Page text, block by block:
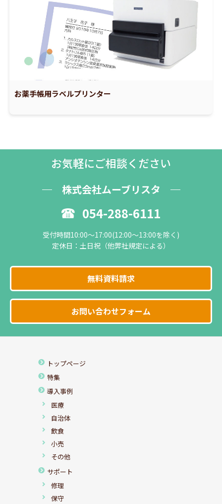
お薬手帳用ラベルプリンター
お気軽にご相談ください
株式会社ムーブリスタ
054-288-6111
受付時間10:00～17:00(12:00～13:00を除く)
定休日：土日祝（他弊社規定による）
無料資料請求
お問い合わせフォーム
トップページ
特集
導入事例
医療
自治体
飲食
小売
その他
サポート
修理
保守